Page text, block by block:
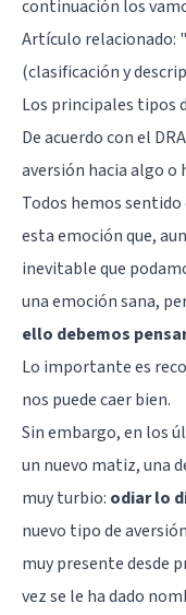
continuación los
Artículo relacionado:
(clasificación y
Los principales tipos
De acuerdo con el
aversión hacia algo o
Todos hemos
esta emoción que,
inevitable que
una emoción sana,
ello debemos
Lo importante es
nos puede caer bien.
Sin embargo, en los
un nuevo matiz, una
muy turbio: odiar lo
nuevo tipo de
muy presente desde
vez se le ha dado